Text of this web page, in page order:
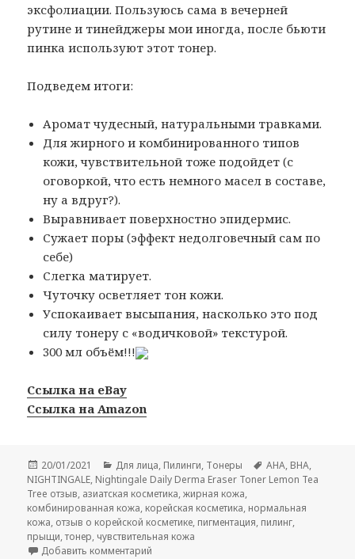
эксфолиации. Пользуюсь сама в вечерней
рутине и тинейджеры мои иногда, после бьюти
пинка используют этот тонер.
Подведем итоги:
Аромат чудесный, натуральными травками.
Для жирного и комбинированного типов
кожи, чувствительной тоже подойдет (с
оговоркой, что есть немного масел в составе,
ну а вдруг?).
Выравнивает поверхностно эпидермис.
Сужает поры (эффект недолговечный сам по
себе)
Слегка матирует.
Чуточку осветляет тон кожи.
Успокаивает высыпания, насколько это под
силу тонеру с «водичковой» текстурой.
300 мл объём!!!
Ссылка на eBay
Ссылка на Amazon
Опубликовано
20/01/2021 Рубрики
Для лица, Пилинги, Тонеры Метки
AHA, BHA,
NIGHTINGALE, Nightingale Daily Derma Eraser Toner Lemon Tea
Tree отзыв, азиатская косметика,жирная кожа,
комбинированная кожа, корейская косметика, нормальная
кожа, отзыв о корейской косметике, пигментация, пилинг,
прыщи,тонер, чувствительная кожа
Добавить комментарий